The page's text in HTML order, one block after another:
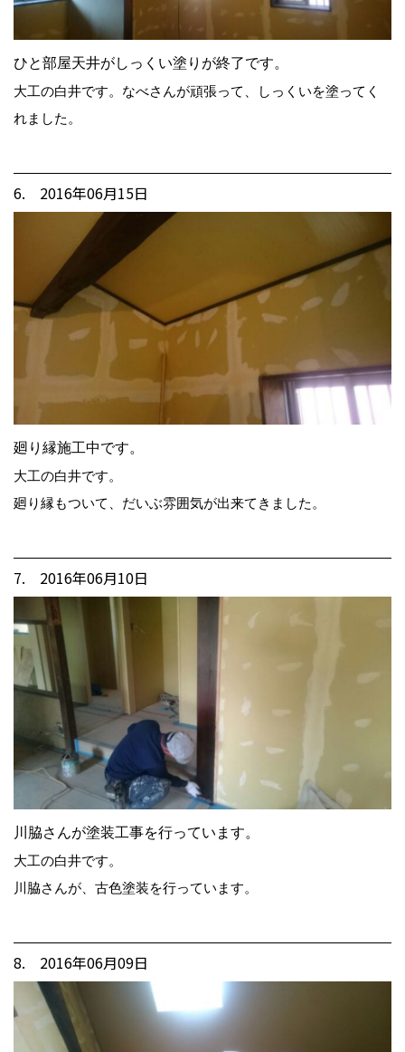
ひと部屋天井がしっくい塗りが終了です。
大工の白井です。なべさんが頑張って、しっくいを塗ってく
れました。
6. 2016年06月15日
廻り縁施工中です。
大工の白井です。
廻り縁もついて、だいぶ雰囲気が出来てきました。
7. 2016年06月10日
川脇さんが塗装工事を行っています。
大工の白井です。
川脇さんが、古色塗装を行っています。
8. 2016年06月09日